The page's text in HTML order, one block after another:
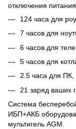
отключения
124 часа для
7 часов для
6 часов для
5 часов для
2.5 часа для ПК,
21 заряд ваших
Система
ИБП+АКБ
мультигель AGM.